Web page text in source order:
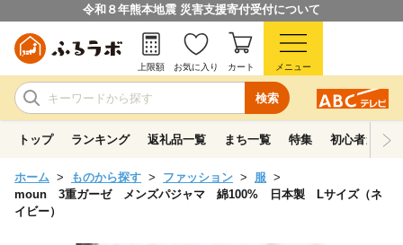
令和８年熊本地震 災害支援寄付受付について
検索
上限額 お気に入り カート メニュー
トップ ランキング 返礼品一覧 まち一覧 特集 初心者ガイド
ホーム ものから探す ファッション
服
moun 3重ガーゼ メンズパジャマ 綿100% 日本製 Lサイズ（ネ
イビー）